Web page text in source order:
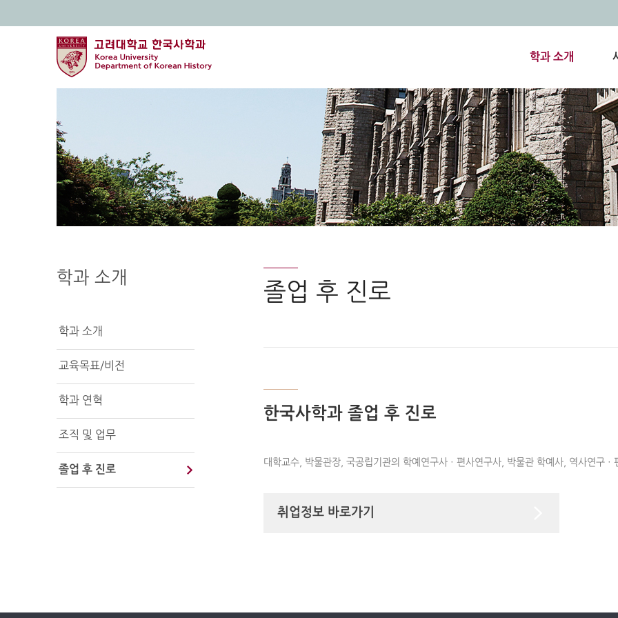
학과 소개
학과 소개
학과 소개
교육목표/비전
학과 연혁
조직 및 업무
졸업 후 진로
졸업 후 진로
한국사학과 졸업 후 진로
대학교수, 박물관장, 국공립기관의 학예연구사 · 편사연구사, 박물관 학예사, 역사연구
취업정보 바로가기